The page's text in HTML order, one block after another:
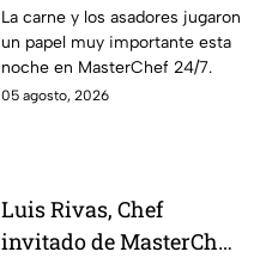
al estilo MasterChef
24/7?
La carne y los asadores jugaron
un papel muy importante esta
noche en MasterChef 24/7.
05 agosto, 2026
Luis Rivas, Chef
invitado de MasterChef